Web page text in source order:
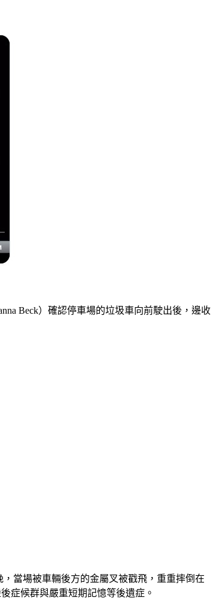
Beck）確認停車場的垃圾車向前駛出後，邊收
當場被車輛後方的金屬叉被戳飛，重重摔倒在
症候群與嚴重短期記憶等後遺症。